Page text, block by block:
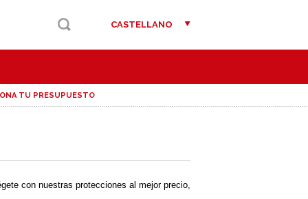
CASTELLANO
TU PRESUPUESTO
con nuestras protecciones al mejor precio,